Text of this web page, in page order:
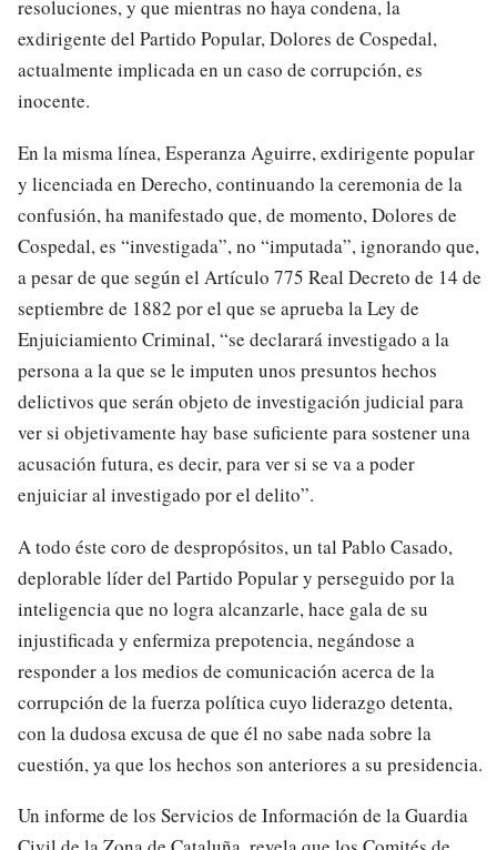
resoluciones, y que mientras no haya condena, la
exdirigente del Partido Popular, Dolores de Cospedal,
actualmente implicada en un caso de corrupción, es
inocente.
En la misma línea, Esperanza Aguirre, exdirigente popular
y licenciada en Derecho, continuando la ceremonia de la
confusión, ha manifestado que, de momento, Dolores de
Cospedal, es “investigada”, no “imputada”, ignorando que,
a pesar de que según el Artículo 775 Real Decreto de 14 de
septiembre de 1882 por el que se aprueba la Ley de
Enjuiciamiento Criminal, “se declarará investigado a la
persona a la que se le imputen unos presuntos hechos
delictivos que serán objeto de investigación judicial para
ver si objetivamente hay base suficiente para sostener una
acusación futura, es decir, para ver si se va a poder
enjuiciar al investigado por el delito”.
A todo éste coro de despropósitos, un tal Pablo Casado,
deplorable líder del Partido Popular y perseguido por la
inteligencia que no logra alcanzarle, hace gala de su
injustificada y enfermiza prepotencia, negándose a
responder a los medios de comunicación acerca de la
corrupción de la fuerza política cuyo liderazgo detenta,
con la dudosa excusa de que él no sabe nada sobre la
cuestión, ya que los hechos son anteriores a su presidencia.
Un informe de los Servicios de Información de la Guardia